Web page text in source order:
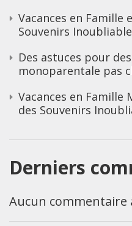
Vacances en Famille
Souvenirs
Des astuces pour
monoparentale pas
Vacances en Famille
des Souvenirs
Derniers
Aucun commentaire